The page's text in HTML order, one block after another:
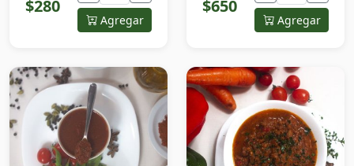
$280
Agregar
$650
Agregar